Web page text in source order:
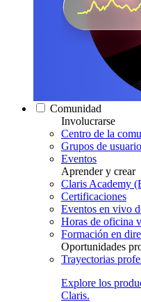
Comunidad
Involucrarse
Centro de la
Grupos de
Eventos
Aprender y crear
Claris Academy
Certificaciones
Eventos en vivo
Horas de oficina
Formación en
Oportunidades
Trayectorias
Explore los
Claris.